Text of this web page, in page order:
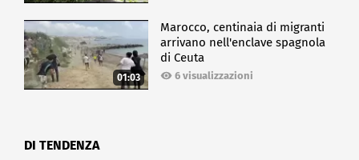
01:03
Marocco, centinaia di migranti
arrivano nell'enclave spagnola
di Ceuta
6 visualizzazioni
DI TENDENZA